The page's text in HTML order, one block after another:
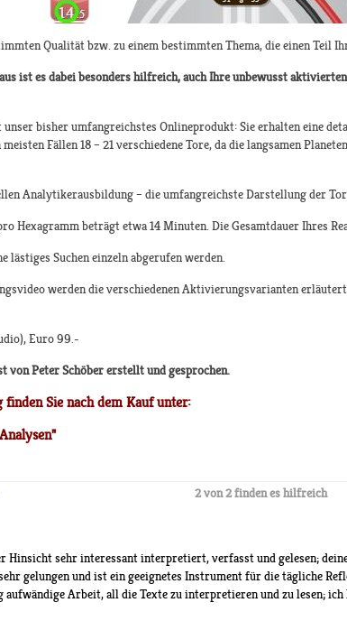
Qualität bzw. zu einem bestimmten Thema, die einen Teil
ist es dabei besonders hilfreich, auch Ihre unbewusst
bisher umfangreichstes Onlineprodukt: Sie erhalten eine
Fällen 18 – 21 verschiedene Tore, da die langsamen
Analytikerausbildung – die umfangreichste Darstellung der
Hexagramm beträgt etwa 14 Minuten. Die Gesamtdauer Ihres
lästiges Suchen einzeln abgerufen werden.
werden die verschiedenen Aktivierungsvarianten
Euro 99.-
von Peter Schöber erstellt und gesprochen.
finden Sie nach dem Kauf unter:
2 von 2 finden es hilfreich
Hinsicht sehr interessant interpretiert, verfasst und gelesen;
gelungen und ist ein geeignetes Instrument für die tägliche
Arbeit, all die Texte zu interpretieren und zu lesen; ich